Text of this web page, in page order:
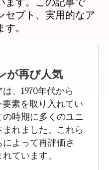
セプト、実用的なア
が再び人気
、1970年代から
素を取り入れてい
時期に多くのユニ
れました。これら
よって再評価さ
ています。